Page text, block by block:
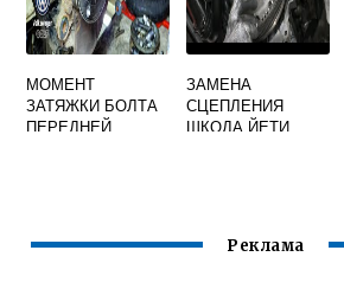
МОМЕНТ
ЗАТЯЖКИ БОЛТА
ПЕРЕДНЕЙ
ЗАМЕНА
СЦЕПЛЕНИЯ
ШКОДА ЙЕТИ
Реклама